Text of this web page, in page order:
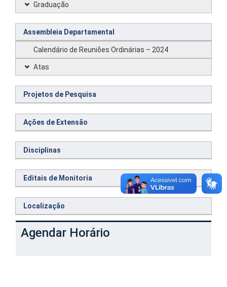
Graduação
Assembleia Departamental
Calendário de Reuniões Ordinárias – 2024
Atas
Projetos de Pesquisa
Ações de Extensão
Disciplinas
Editais de Monitoria
Localização
Agendar Horário